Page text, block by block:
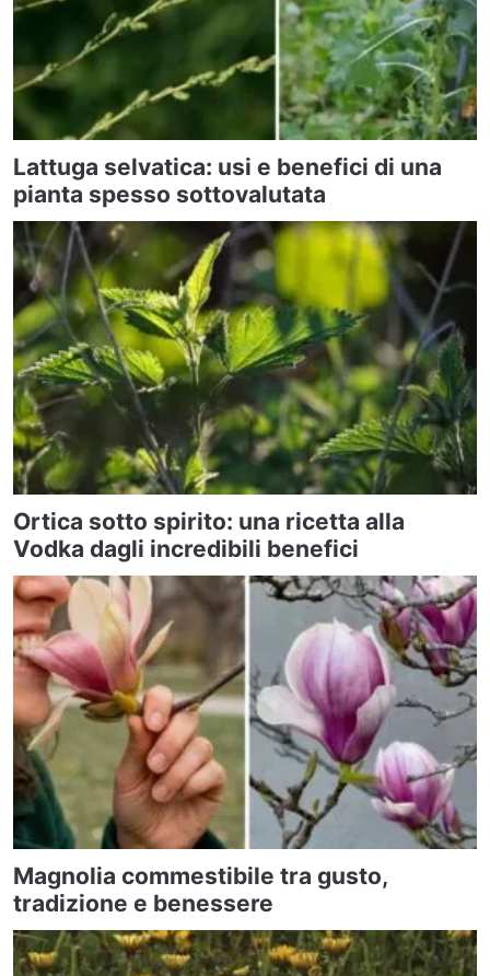
Lattuga selvatica: usi e benefici di una
pianta spesso sottovalutata
Ortica sotto spirito: una ricetta alla
Vodka dagli incredibili benefici
Magnolia commestibile tra gusto,
tradizione e benessere